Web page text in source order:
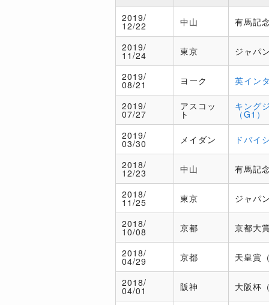
2019/
12/22 中山 有馬記
2019/
11/24 東京 ジャパ
2019/
08/21 ヨーク 英イン
2019/
07/27
アスコッ
ト
キング
（G1）
2019/
03/30 メイダン ドバイ
2018/
12/23 中山 有馬記
2018/
11/25 東京 ジャパ
2018/
10/08 京都 京都大
2018/
04/29 京都 天皇賞
2018/
04/01 阪神 大阪杯